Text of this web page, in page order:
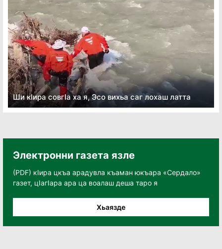
Ши кӏира совгӏа ха я, Эсо вихьа саг лохаш латта
Электронни газета язле
(PDF) кӀира цкъа арадувла къаман юкъара «Сердало»
газет, цӀагӀара ара ца воалаш деша таро я
Хьаязде